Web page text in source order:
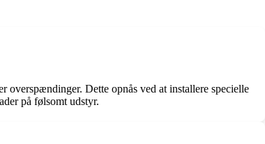
overspændinger. Dette opnås ved at installere specielle
på følsomt udstyr.